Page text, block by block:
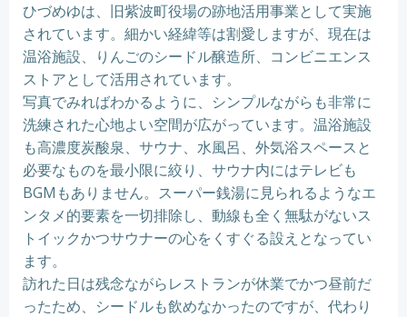
ひづめゆは、旧紫波町役場の跡地活用事業として実施
されています。細かい経緯等は割愛しますが、現在は
温浴施設、りんごのシードル醸造所、コンビニエンス
ストアとして活用されています。
写真でみればわかるように、シンプルながらも非常に
洗練された心地よい空間が広がっています。温浴施設
も高濃度炭酸泉、サウナ、水風呂、外気浴スペースと
必要なものを最小限に絞り、サウナ内にはテレビも
BGMもありません。スーパー銭湯に見られるようなエ
ンタメ的要素を一切排除し、動線も全く無駄がないス
トイックかつサウナーの心をくすぐる設えとなってい
ます。
訪れた日は残念ながらレストランが休業でかつ昼前だ
ったため、シードルも飲めなかったのですが、代わり